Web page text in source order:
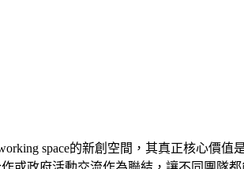
space的新創空間，其真正核心價